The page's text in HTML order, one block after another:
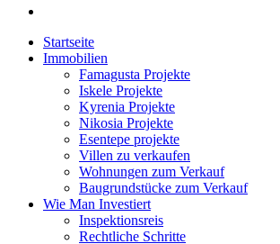
Startseite
Immobilien
Famagusta Projekte
Iskele Projekte
Kyrenia Projekte
Nikosia Projekte
Esentepe projekte
Villen zu verkaufen
Wohnungen zum Verkauf
Baugrundstücke zum Verkauf
Wie Man Investiert
Inspektionsreis
Rechtliche Schritte